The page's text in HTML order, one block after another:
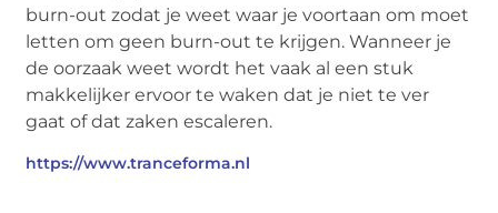
burn-out zodat je weet waar je voortaan om moet
letten om geen burn-out te krijgen. Wanneer je
de oorzaak weet wordt het vaak al een stuk
makkelijker ervoor te waken dat je niet te ver
gaat of dat zaken escaleren.
https://www.tranceforma.nl